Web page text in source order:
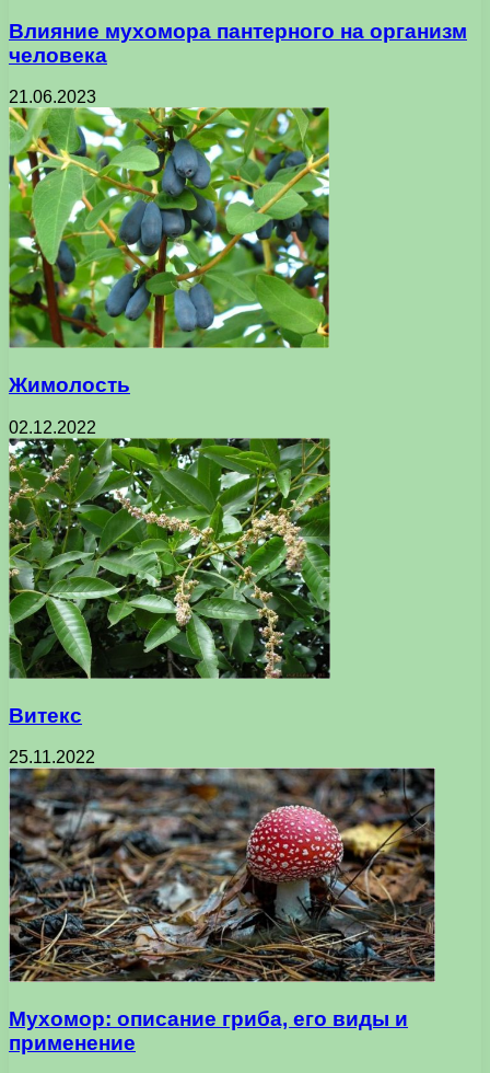
Влияние мухомора пантерного на организм
человека
21.06.2023
Жимолость
02.12.2022
Витекс
25.11.2022
Мухомор: описание гриба, его виды и
применение